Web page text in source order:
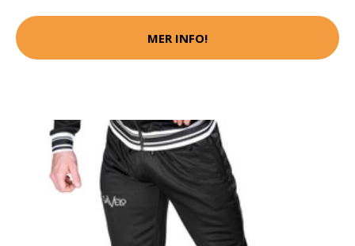
MER INFO!